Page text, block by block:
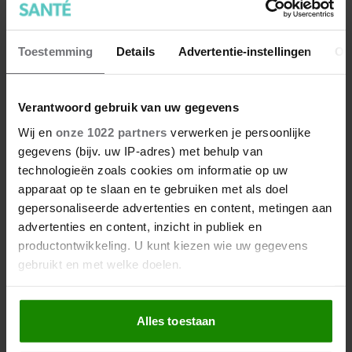
Toestemming Details Advertentie-instellingen
Verantwoord gebruik van uw gegevens
Wij en onze 1022 partners verwerken je persoonlijke
gegevens (bijv. uw IP-adres) met behulp van
technologieën zoals cookies om informatie op uw
apparaat op te slaan en te gebruiken met als doel
gepersonaliseerde advertenties en content, metingen aan
advertenties en content, inzicht in publiek en
productontwikkeling. U kunt kiezen wie uw gegevens
gebruikt en met welke doelen.
Als u het toestaat, willen we ook graag:
Informatie verzamelen over uw geografische
locatie, die tot een paar meter nauwkeurig kan zijn
Alles toestaan
Mag ik koffie drinken als ik
zwanger ben?
Hoe zit het met cafeïne en koffie tijdens de
zwangerschap?